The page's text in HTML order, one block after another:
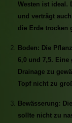
Westen ist ideal.
und verträgt
die Erde trocken
Boden: Die
6,0 und 7,5.
Drainage zu
Topf nicht zu
Bewässerung:
sollte nicht zu